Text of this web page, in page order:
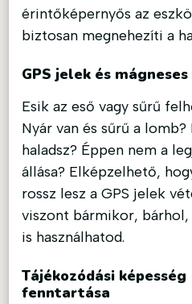
érintőképernyős az
biztosan megnehezíti a
GPS jelek és
Esik az eső vagy sűrű
Nyár van és sűrű a
haladsz? Éppen nem a
állása? Elképzelhető,
rossz lesz a GPS jelek
viszont bármikor, bárhol,
is használhatod.
Tájékozódási
fenntartása